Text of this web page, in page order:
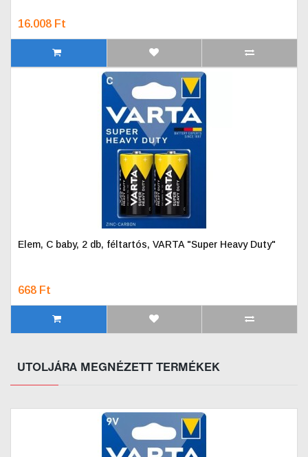
16.008 Ft
Elem, C baby, 2 db, féltartós, VARTA "Super Heavy Duty"
668 Ft
UTOLJÁRA MEGNÉZETT TERMÉKEK